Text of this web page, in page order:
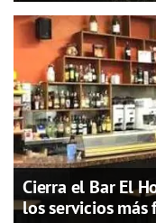
Cierra el Bar El
los servicios